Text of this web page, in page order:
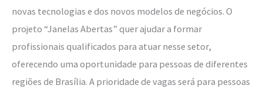
novas tecnologias e dos novos modelos de negócios. O
projeto “Janelas Abertas” quer ajudar a formar
profissionais qualificados para atuar nesse setor,
oferecendo uma oportunidade para pessoas de diferentes
regiões de Brasília. A prioridade de vagas será para pessoas